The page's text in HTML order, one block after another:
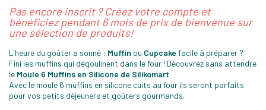
Pas encore inscrit ? Créez votre compte et
bénéficiez pendant 6 mois de prix de bienvenue sur
une sélection de produits!
L'heure du goûter a sonné : Muffin ou Cupcake facile à préparer ?
Fini les muffins qui dégoulinent dans le four ! Découvrez sans attendre
le Moule 6 Muffins en Silicone de Silikomart
Avec le moule 6 muffins en silicone cuits au four ils seront parfaits
pour vos petits déjeuners et goûters gourmands.